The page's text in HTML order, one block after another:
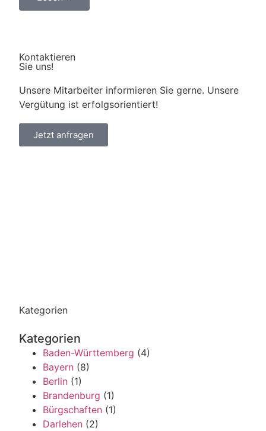
Kontaktieren
Sie uns!
Unsere Mitarbeiter informieren Sie gerne. Unsere
Vergütung ist erfolgsorientiert!
Jetzt anfragen
Kategorien
Kategorien
Baden-Württemberg (4)
Bayern (8)
Berlin (1)
Brandenburg (1)
Bürgschaften (1)
Darlehen (2)